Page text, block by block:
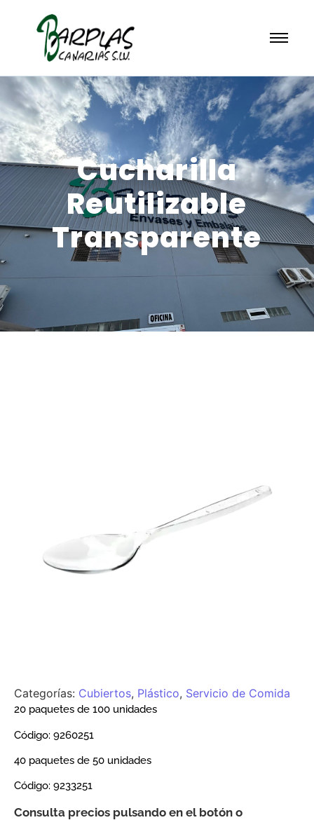
Cucharilla
Reutilizable
Transparente
Categorías: Cubiertos, Plástico, Servicio de Comida
20 paquetes de 100 unidades
Código: 9260251
40 paquetes de 50 unidades
Código: 9233251
Consulta precios pulsando en el botón o